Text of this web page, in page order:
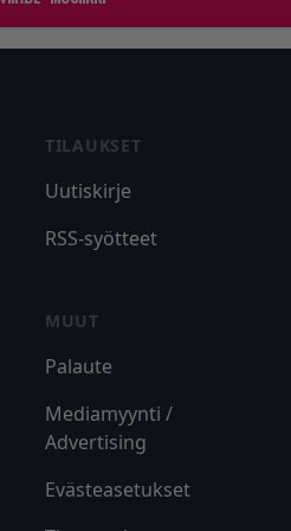
TILAUKSET
Uutiskirje
RSS-syötteet
MUUT
Palaute
Mediamyynti /
Advertising
Evästeasetukset